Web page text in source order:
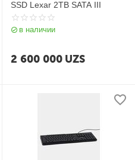
SSD Lexar 2TB SATA III
в наличии
2 600 000 UZS